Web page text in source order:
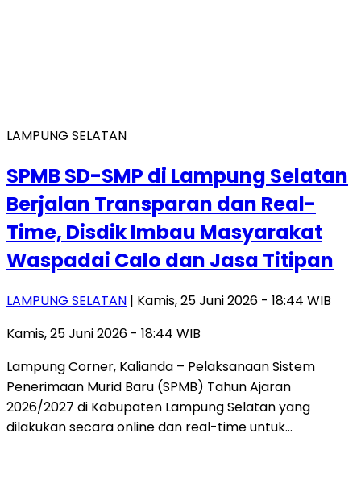
LAMPUNG SELATAN
SPMB SD-SMP di Lampung Selatan
Berjalan Transparan dan Real-
Time, Disdik Imbau Masyarakat
Waspadai Calo dan Jasa Titipan
LAMPUNG SELATAN | Kamis, 25 Juni 2026 - 18:44 WIB
Kamis, 25 Juni 2026 - 18:44 WIB
Lampung Corner, Kalianda – Pelaksanaan Sistem
Penerimaan Murid Baru (SPMB) Tahun Ajaran
2026/2027 di Kabupaten Lampung Selatan yang
dilakukan secara online dan real-time untuk…